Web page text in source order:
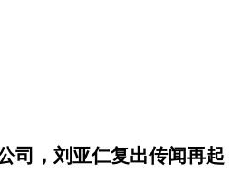
司，刘亚仁复出传闻再起